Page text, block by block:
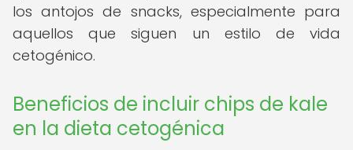
los antojos de snacks, especialmente para
aquellos que siguen un estilo de vida
cetogénico.
Beneficios de incluir chips de kale
en la dieta cetogénica